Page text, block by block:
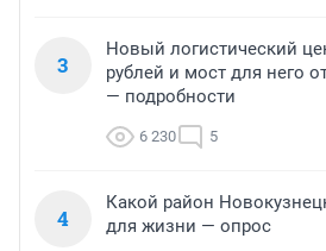
3
Новый логистический
рублей и мост для него
— подробности
6 230 5
4
Какой район
для жизни — опрос